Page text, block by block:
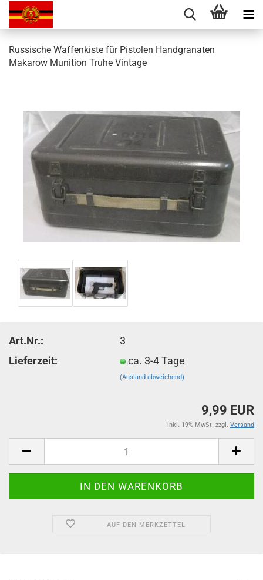
Russische Waffenkiste für Pistolen Handgranaten
Makarow Munition Truhe Vintage
Art.Nr.:
3
Lieferzeit:
ca. 3-4 Tage
(Ausland abweichend)
9,99 EUR
inkl. 19% MwSt. zzgl. Versand
AUF DEN MERKZETTEL